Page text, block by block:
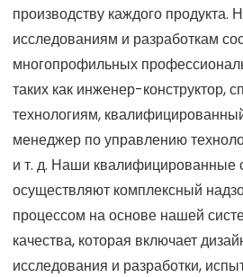
производству каждого
исследованиям и разработкам
многопрофильных
таких как инженер-конструктор,
технологиям,
менеджер по управлению
и т. д. Наши квалифицированные
осуществляют комплексный
процессом на основе нашей
качества, которая включает
исследования и разработки,